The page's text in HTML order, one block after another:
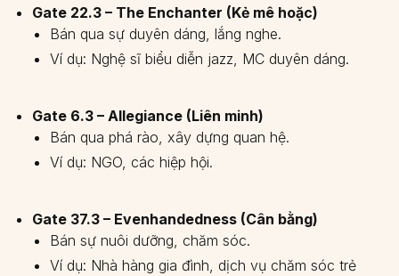
Gate 22.3 – The Enchanter (Kẻ mê hoặc)
Bán qua sự duyên dáng, lắng nghe.
Ví dụ: Nghệ sĩ biểu diễn jazz, MC duyên dáng.
Gate 6.3 – Allegiance (Liên minh)
Bán qua phá rào, xây dựng quan hệ.
Ví dụ: NGO, các hiệp hội.
Gate 37.3 – Evenhandedness (Cân bằng)
Bán sự nuôi dưỡng, chăm sóc.
Ví dụ: Nhà hàng gia đình, dịch vụ chăm sóc trẻ